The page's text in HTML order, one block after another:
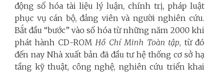
động số hóa tài liệu lý luận, chính trị, pháp luật
phục vụ cán bộ, đảng viên và người nghiên cứu.
Bắt đầu “bước” vào số hóa từ những năm 2000 khi
phát hành CD-ROM Hồ Chí Minh Toàn tập, từ đó
đến nay Nhà xuất bản đã đầu tư hệ thống cơ sở hạ
tầng kỹ thuật, công nghệ, nghiên cứu triển khai